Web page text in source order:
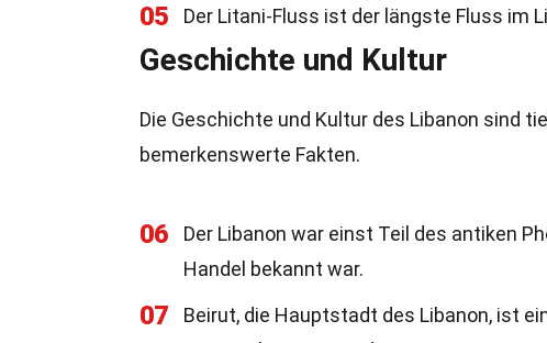
05 Der Litani-Fluss ist der längste Fluss im
Geschichte und Kultur
Die Geschichte und Kultur des Libanon sind
bemerkenswerte Fakten.
06 Der Libanon war einst Teil des antiken
Handel bekannt war.
07
Beirut, die Hauptstadt des Libanon, ist